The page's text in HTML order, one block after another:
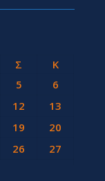
Σ
Κ
5
6
12
13
19
20
26
27